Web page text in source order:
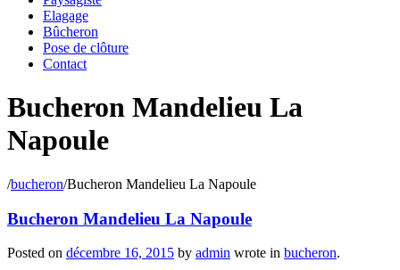
Elagage
Bûcheron
Pose de clôture
Contact
Bucheron Mandelieu La
Napoule
/bucheron/Bucheron Mandelieu La Napoule
Bucheron Mandelieu La Napoule
Posted on décembre 16, 2015 by admin wrote in bucheron.